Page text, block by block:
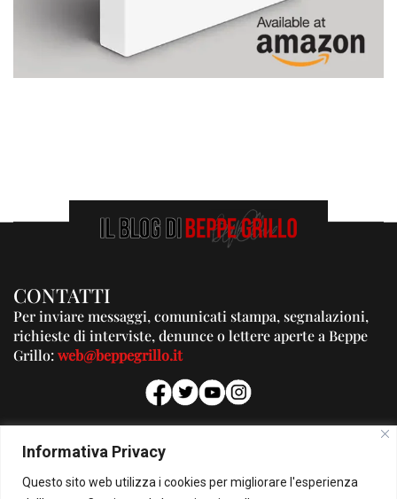
Informativa Privacy
Questo sito web utilizza i cookies per migliorare l'esperienza
CONTATTI
Per inviare messaggi, comunicati stampa, segnalazioni,
richieste di interviste, denunce o lettere aperte a Beppe
Grillo:web@beppegrillo.it
PUBBLICITA'
Per la tua pubblicità su questo Blog:
pubblicita@beppegrillo.it